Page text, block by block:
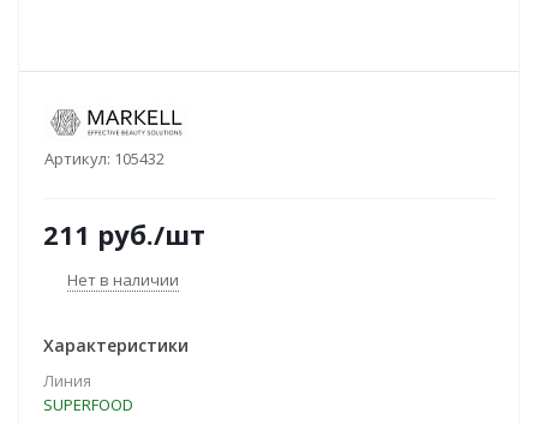
Артикул: 105432
211 руб./шт
Нет в наличии
Характеристики
Линия
SUPERFOOD